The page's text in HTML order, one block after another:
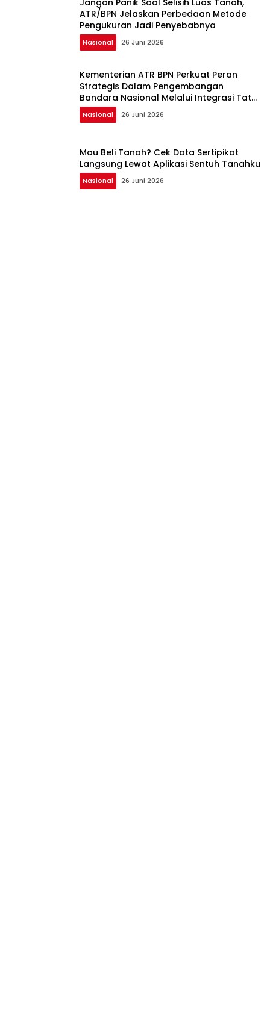
ATR/BPN Jelaskan Perbedaan Metode
Pengukuran Jadi Penyebabnya
Nasional 26 Juni 2026
Kementerian ATR BPN Perkuat Peran
Strategis Dalam Pengembangan
Bandara Nasional Melalui Integrasi Tata
Ruang dan Pertanahan
Nasional 26 Juni 2026
Mau Beli Tanah? Cek Data Sertipikat
Langsung Lewat Aplikasi Sentuh Tanahku
Nasional 26 Juni 2026